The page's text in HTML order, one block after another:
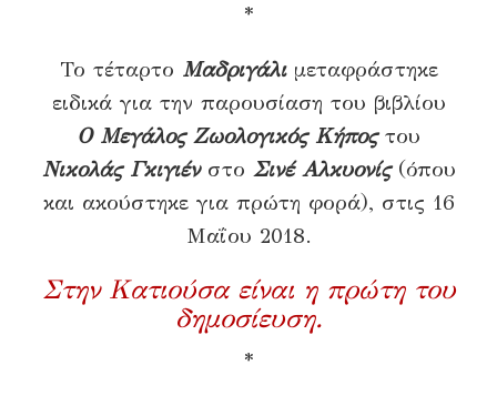
*
Το τέταρτο Μαδριγάλιμεταφράστηκε
ειδικά για την παρουσίαση του βιβλίου
Ο Μεγάλος Ζωολογικός Κήποςτου
Νικολάς Γκιγιένστο Σινέ Αλκυονίς (όπου
και ακούστηκε για πρώτη φορά), στις 16
Μαΐου 2018.
Στην Κατιούσα είναι η πρώτη του
δημοσίευση.
*